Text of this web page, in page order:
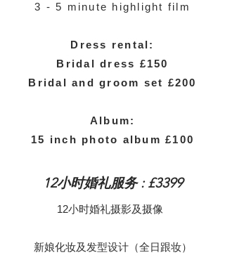
3 - 5 minute highlight film
Dress rental:
Bridal dress £150
Bridal and groom set £200
Album:
15 inch photo album £100
12小时婚礼服务 : £3399
12小时婚礼摄影及摄像
新娘化妆及发型设计（全日跟妆）